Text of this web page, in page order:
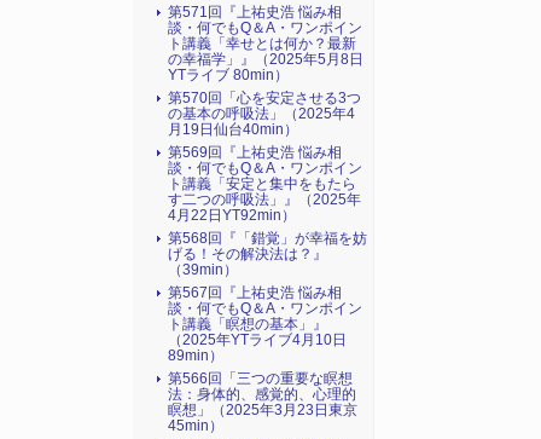
第571回『上祐史浩 悩み相
談・何でもQ＆A・ワンポイン
ト講義「幸せとは何か？最新
の幸福学」』（2025年5月8日
YTライブ 80min）
第570回「心を安定させる3つ
の基本の呼吸法」（2025年4
月19日仙台40min）
第569回『上祐史浩 悩み相
談・何でもQ＆A・ワンポイン
ト講義「安定と集中をもたら
す二つの呼吸法」』（2025年
4月22日YT92min）
第568回『「錯覚」が幸福を妨
げる！その解決法は？』
（39min）
第567回『上祐史浩 悩み相
談・何でもQ＆A・ワンポイン
ト講義「瞑想の基本」』
（2025年YTライブ4月10日
89min）
第566回「三つの重要な瞑想
法：身体的、感覚的、心理的
瞑想」（2025年3月23日東京
45min）